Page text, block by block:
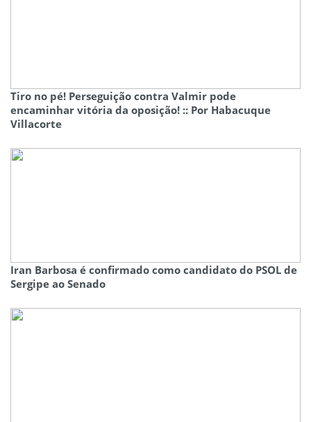
Tiro no pé! Perseguição contra Valmir pode
encaminhar vitória da oposição! :: Por Habacuque
Villacorte
Iran Barbosa é confirmado como candidato do PSOL de
Sergipe ao Senado